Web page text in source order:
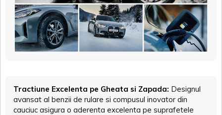
Tractiune Excelenta pe Gheata si Zapada: Designul
avansat al benzii de rulare si compusul inovator din
cauciuc asigura o aderenta excelenta pe suprafetele